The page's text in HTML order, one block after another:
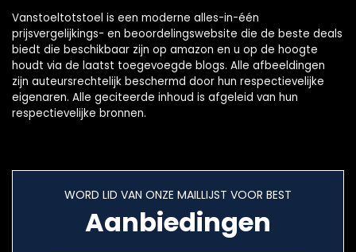
Vanstoeltotstoel is een moderne alles-in-één
prijsvergelijkings- en beoordelingswebsite die de beste deals
biedt die beschikbaar zijn op amazon en u op de hoogte
houdt via de laatst toegevoegde blogs. Alle afbeeldingen
zijn auteursrechtelijk beschermd door hun respectievelijke
eigenaren. Alle geciteerde inhoud is afgeleid van hun
respectievelijke bronnen.
WORD LID VAN ONZE MAILLIJST VOOR BEST
Aanbiedingen